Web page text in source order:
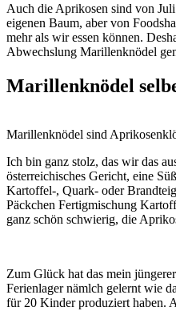
Auch die Aprikosen sind von
eigenen Baum, aber von
mehr als wir essen können.
Abwechslung Marillenknödel
Marillenknödel
Marillenknödel sind
Ich bin ganz stolz, das wir das
österreichisches Gericht, eine
Kartoffel-, Quark- oder
Päckchen Fertigmischung
ganz schön schwierig, die
Zum Glück hat das mein
Ferienlager nämlch gelernt wie
für 20 Kinder produziert haben.